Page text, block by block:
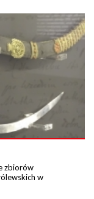
zbiorów
w